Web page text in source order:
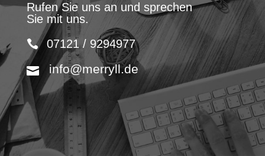
Rufen Sie uns an und sprechen
Sie mit uns.
07121 / 9294977
info@merryll.de